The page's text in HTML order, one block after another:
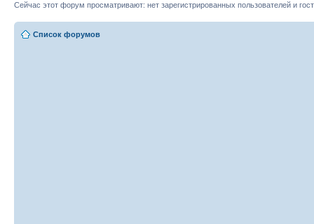
Сейчас этот форум просматривают: нет зарегистрированных пользователей и
Список форумов